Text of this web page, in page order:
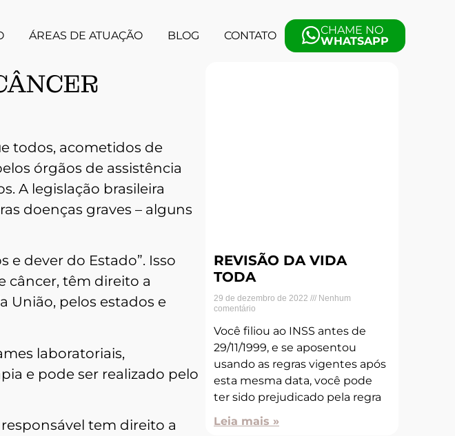
ÁREAS DE ATUAÇÃO BLOG CONTATO
CHAME NO
WHATSAPP
todos, acometidos de
órgãos de assistência
A legislação brasileira
doenças graves – alguns
e dever do Estado”. Isso
câncer, têm direito a
União, pelos estados e
laboratoriais,
e pode ser realizado pelo
tem direito a
REVISÃO DA VIDA
TODA
29 de dezembro de 2022
Nenhum
comentário
Você filiou ao INSS antes de
29/11/1999, e se aposentou
usando as regras vigentes após
esta mesma data, você pode
ter sido prejudicado pela regra
Leia mais »